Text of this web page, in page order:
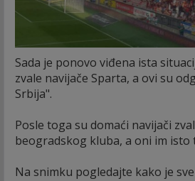
Sada je ponovo viđena ista
zvale navijače Sparta, a ovi su
Srbija".
Posle toga su domaći navijači
beogradskog kluba, a oni im isto
Na snimku pogledajte kako je